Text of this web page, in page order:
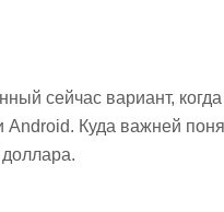
сейчас вариант,
Android. Куда важней